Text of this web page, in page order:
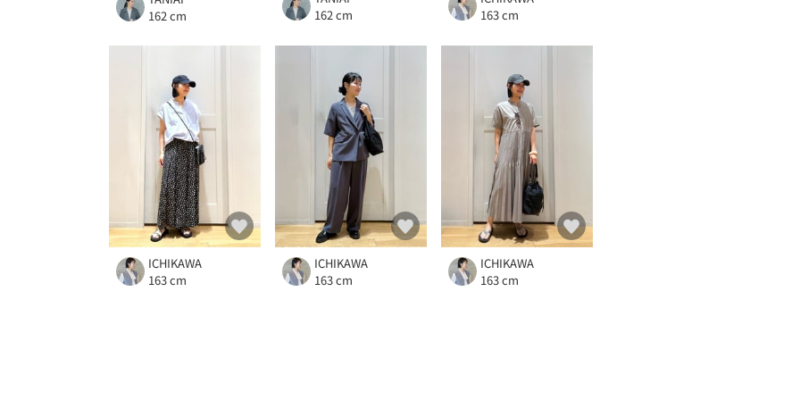
162 cm
162 cm
163 cm
ICHIKAWA
163 cm
ICHIKAWA
163 cm
ICHIKAWA
163 cm